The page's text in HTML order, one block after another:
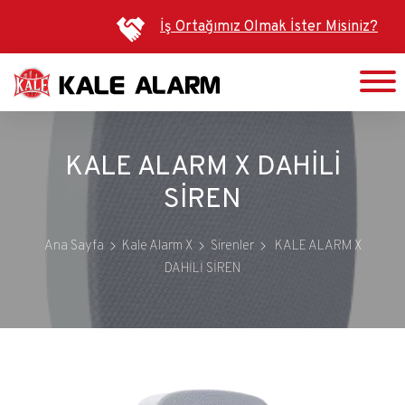
atla
İş Ortağımız Olmak İster Misiniz?
KALE ALARM X DAHİLİ
SİREN
Ana Sayfa Kale Alarm X Sirenler
KALE ALARM X
DAHİLİ SİREN